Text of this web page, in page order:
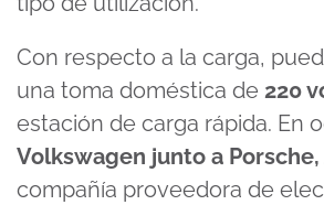
Con respecto a la carga,
una toma doméstica de 220
estación de carga rápida. En
Volkswagen junto a Porsche,
compañía proveedora de